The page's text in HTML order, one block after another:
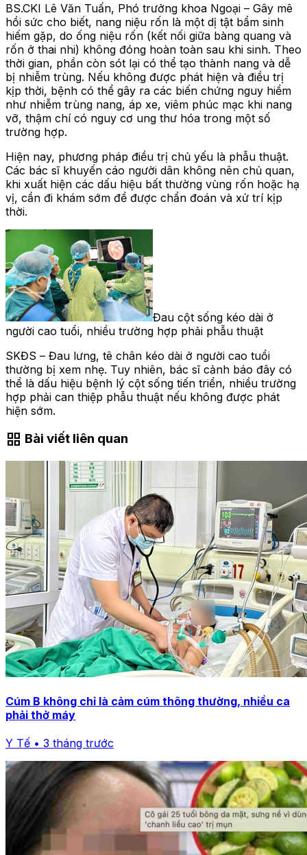
BS.CKI Lê Văn Tuấn, Phó trưởng khoa Ngoại – Gây mê
hồi sức cho biết, nang niệu rốn là một dị tật bẩm sinh
hiếm gặp, do ống niệu rốn (kết nối giữa bàng quang và
rốn ở thai nhi) không đóng hoàn toàn sau khi sinh. Theo
thời gian, phần còn sót lại có thể tạo thành nang và dễ
bị nhiễm trùng. Nếu không được phát hiện và điều trị
kịp thời, bệnh có thể gây ra các biến chứng nguy hiểm
như nhiễm trùng nang, áp xe, viêm phúc mạc khi nang
vỡ, thậm chí có nguy cơ ung thư hóa trong một số
trường hợp.
Hiện nay, phương pháp điều trị chủ yếu là phẫu thuật.
Các bác sĩ khuyến cáo người dân không nên chủ quan,
khi xuất hiện các dấu hiệu bất thường vùng rốn hoặc hạ
vị, cần đi khám sớm để được chẩn đoán và xử trí kịp
thời.
Đau cột sống kéo dài ở
người cao tuổi, nhiều trường hợp phải phẫu thuật
SKĐS – Đau lưng, tê chân kéo dài ở người cao tuổi
thường bị xem nhẹ. Tuy nhiên, bác sĩ cảnh báo đây có
thể là dấu hiệu bệnh lý cột sống tiến triển, nhiều trường
hợp phải can thiệp phẫu thuật nếu không được phát
hiện sớm.
grid_view Bài viết liên quan
Cúm B không chỉ là cảm cúm thông thường, nhiều ca
phải thở máy
Y Tế • 3 tháng trước